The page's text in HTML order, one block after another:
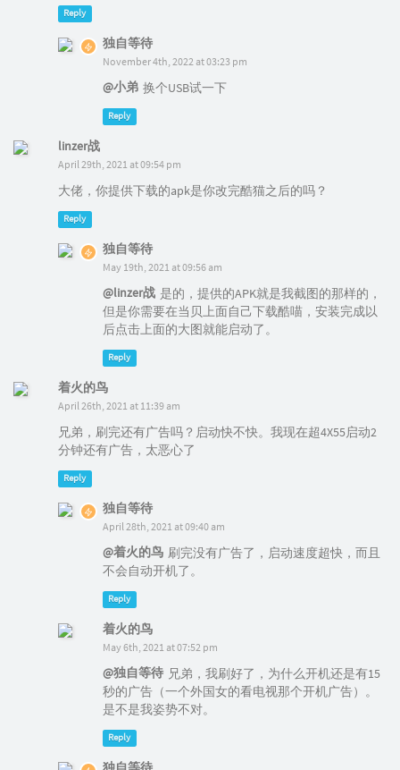
Reply
独自等待
November 4th, 2022 at 03:23 pm
@小弟 换个USB试一下
Reply
linzer战
April 29th, 2021 at 09:54 pm
大佬，你提供下载的apk是你改完酷猫之后的吗？
Reply
独自等待
May 19th, 2021 at 09:56 am
@linzer战 是的，提供的APK就是我截图的那样的，
但是你需要在当贝上面自己下载酷喵，安装完成以
后点击上面的大图就能启动了。
Reply
着火的鸟
April 26th, 2021 at 11:39 am
兄弟，刷完还有广告吗？启动快不快。我现在超4X55启动2
分钟还有广告，太恶心了
Reply
独自等待
April 28th, 2021 at 09:40 am
@着火的鸟 刷完没有广告了，启动速度超快，而且
不会自动开机了。
Reply
着火的鸟
May 6th, 2021 at 07:52 pm
@独自等待 兄弟，我刷好了，为什么开机还是有15
秒的广告（一个外国女的看电视那个开机广告）。
是不是我姿势不对。
Reply